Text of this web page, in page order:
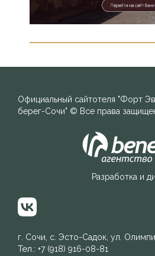
Официальный сайтотеля "Форт
берег-Сочи" © Все права
Разработка и
г. Сочи, с. Эсто-Садок, ул.
Тел.: +7 (918) 916-08-81